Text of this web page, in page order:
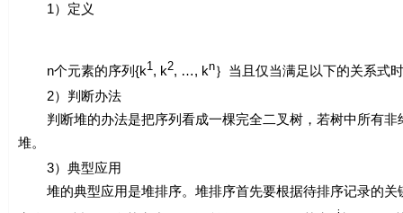
1）定义
n个元素的序列{k1, k2, …, kn｝当且仅当满足以下的关系式
2）判断办法
判断堆的办法是把序列看成一棵完全二叉树，若树中所有非
堆。
3）典型应用
堆的典型应用是堆排序。堆排序首先要根据待排序记录的关